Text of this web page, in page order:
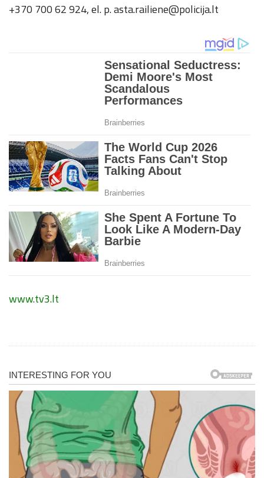
+370 700 62 924, el. p. asta.railiene@policija.lt
www.tv3.lt